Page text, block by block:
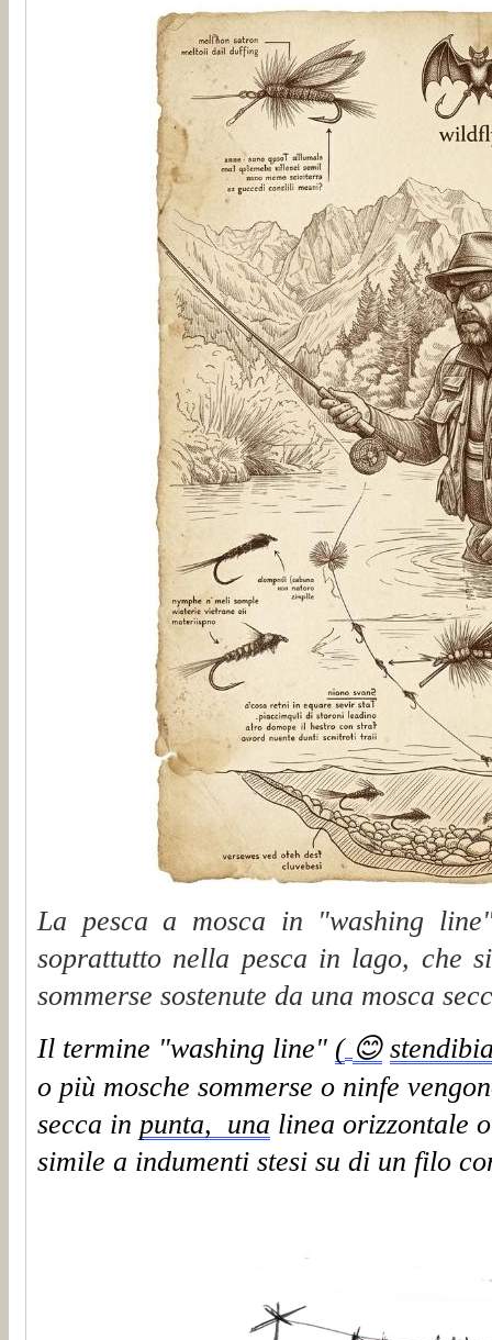
La pesca a mosca in "washing
soprattutto nella pesca in lago, che
sommerse sostenute da una mosca
Il termine "washing line" ( 😊
o più mosche sommerse o ninfe
secca in punta, una linea orizzontale
simile a indumenti stesi su di un filo